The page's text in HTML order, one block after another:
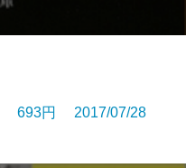
693円 2017/07/28